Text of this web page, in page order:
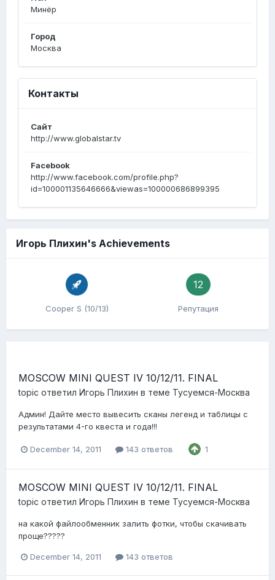
Минёр
Город
Москва
Контакты
Сайт
http://www.globalstar.tv
Facebook
http://www.facebook.com/profile.php?
id=100001135646666&viewas=100000686899395
Игорь Плихин's Achievements
Cooper S (10/13)
12
Репутация
MOSCOW MINI QUEST IV 10/12/11. FINAL
topic ответил Игорь Плихин в теме Тусуемся-Москва
Админ! Дайте место вывесить сканы легенд и таблицы с
результатами 4-го квеста и года!!!
December 14, 2011 143 ответов 1
MOSCOW MINI QUEST IV 10/12/11. FINAL
topic ответил Игорь Плихин в теме Тусуемся-Москва
на какой файлообменник залить фотки, чтобы скачивать
проще?????
December 14, 2011 143 ответов